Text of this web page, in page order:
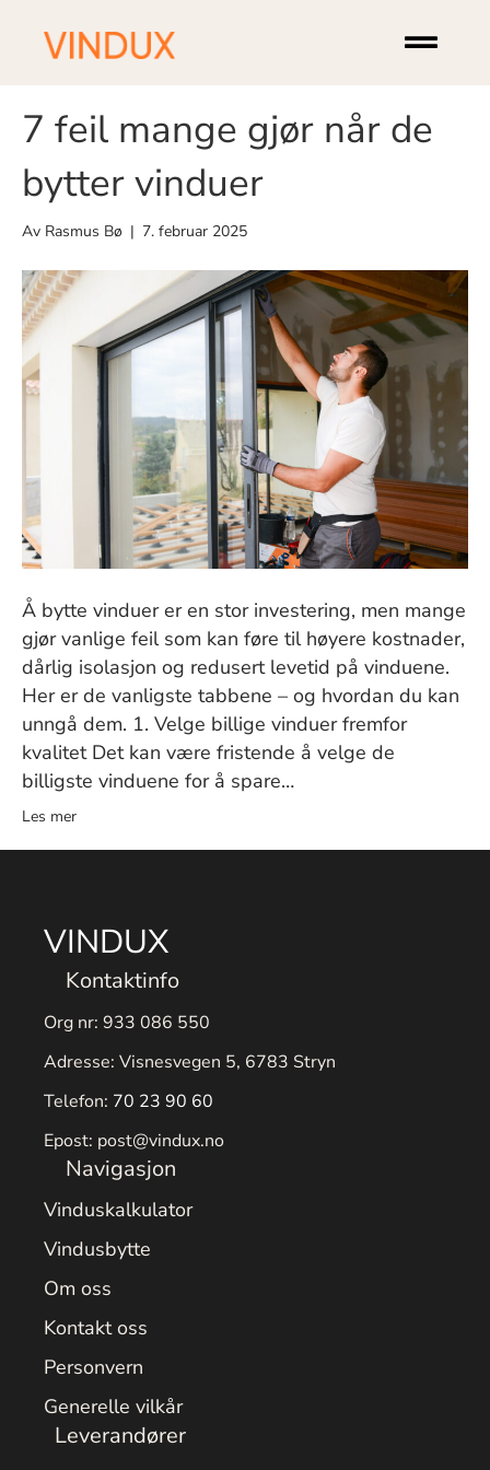
Innlegg av Rasmus Bø
7 feil mange gjør når de
bytter vinduer
Av Rasmus Bø | 7. februar 2025
Å bytte vinduer er en stor investering, men mange
gjør vanlige feil som kan føre til høyere kostnader,
dårlig isolasjon og redusert levetid på vinduene.
Her er de vanligste tabbene – og hvordan du kan
unngå dem. 1. Velge billige vinduer fremfor
kvalitet Det kan være fristende å velge de
billigste vinduene for å spare…
Les mer
VINDUX
Kontaktinfo
Org nr: 933 086 550
Adresse: Visnesvegen 5, 6783 Stryn
Telefon: 70 23 90 60
Epost: post@vindux.no
Navigasjon
Vinduskalkulator
Vindusbytte
Om oss
Kontakt oss
Personvern
Generelle vilkår
Leverandører